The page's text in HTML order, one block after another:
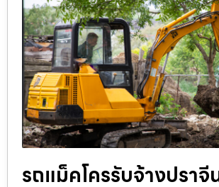
รถแม็คโครรับจ้างปราจี